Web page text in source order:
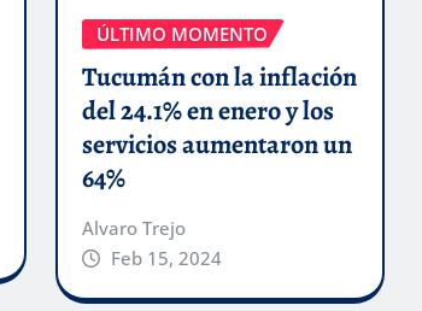
ÚLTIMO MOMENTO
Tucumán con la inflación
del 24.1% en enero y los
servicios aumentaron un
64%
Alvaro Trejo
Feb 15, 2024